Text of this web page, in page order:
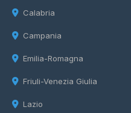
Calabria
Campania
Emilia-Romagna
Friuli-Venezia Giulia
Lazio